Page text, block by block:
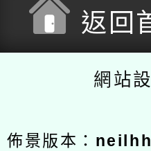
返回
網站
佈景版本：